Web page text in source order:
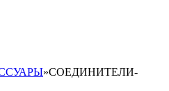
»СОЕДИНИТЕЛИ-